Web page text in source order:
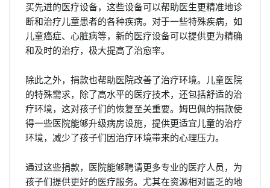
买先进的医疗设备，这些设备可以帮助医生更精准地诊
断和治疗儿童患者的各种疾病。对于一些特殊疾病，如
儿童癌症、心脏病等，新的医疗设备可以提供更为精确
和及时的治疗，极大提高了治愈率。
除此之外，捐款也帮助医院改善了治疗环境。儿童医院
的特殊需求，除了高水平的医疗技术，还包括舒适的治
疗环境，这对孩子们的恢复至关重要。姆巴佩的捐款使
得一些医院能够升级病房设施，提供更适宜儿童的治疗
环境，减少了孩子们因治疗环境带来的心理压力。
通过这些捐款，医院能够聘请更多专业的医疗人员，为
孩子们提供更好的医疗服务。尤其在资源相对匮乏的地